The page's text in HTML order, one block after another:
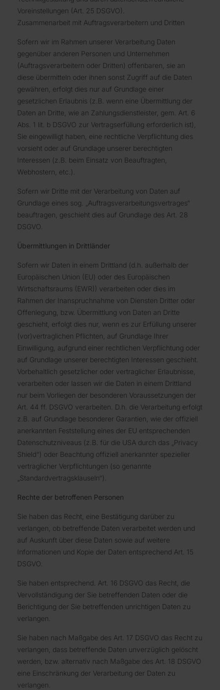
Voreinstellungen (Art. 25 DSGVO).
Zusammenarbeit mit Auftragsverarbeitern und Dritten
Sofern wir im Rahmen unserer Verarbeitung Daten
gegenüber anderen Personen und Unternehmen
(Auftragsverarbeitern oder Dritten) offenbaren, sie an
diese übermitteln oder ihnen sonst Zugriff auf die Daten
gewähren, erfolgt dies nur auf Grundlage einer
gesetzlichen Erlaubnis (z.B. wenn eine Übermittlung der
Daten an Dritte, wie an Zahlungsdienstleister, gem. Art. 6
Abs. 1 lit. b DSGVO zur Vertragserfüllung erforderlich ist),
Sie eingewilligt haben, eine rechtliche Verpflichtung dies
vorsieht oder auf Grundlage unserer berechtigten
Interessen (z.B. beim Einsatz von Beauftragten,
Webhostern, etc.).
Sofern wir Dritte mit der Verarbeitung von Daten auf
Grundlage eines sog. „Auftragsverarbeitungsvertrages“
beauftragen, geschieht dies auf Grundlage des Art. 28
DSGVO.
Übermittlungen in Drittländer
Sofern wir Daten in einem Drittland (d.h. außerhalb der
Europäischen Union (EU) oder des Europäischen
Wirtschaftsraums (EWR)) verarbeiten oder dies im
Rahmen der Inanspruchnahme von Diensten Dritter oder
Offenlegung, bzw. Übermittlung von Daten an Dritte
geschieht, erfolgt dies nur, wenn es zur Erfüllung unserer
(vor)vertraglichen Pflichten, auf Grundlage Ihrer
Einwilligung, aufgrund einer rechtlichen Verpflichtung oder
auf Grundlage unserer berechtigten Interessen geschieht.
Vorbehaltlich gesetzlicher oder vertraglicher Erlaubnisse,
verarbeiten oder lassen wir die Daten in einem Drittland
nur beim Vorliegen der besonderen Voraussetzungen der
Art. 44 ff. DSGVO verarbeiten. D.h. die Verarbeitung erfolgt
z.B. auf Grundlage besonderer Garantien, wie der offiziell
anerkannten Feststellung eines der EU entsprechenden
Datenschutzniveaus (z.B. für die USA durch das „Privacy
Shield“) oder Beachtung offiziell anerkannter spezieller
vertraglicher Verpflichtungen (so genannte
„Standardvertragsklauseln“).
Rechte der betroffenen Personen
Sie haben das Recht, eine Bestätigung darüber zu
verlangen, ob betreffende Daten verarbeitet werden und
auf Auskunft über diese Daten sowie auf weitere
Informationen und Kopie der Daten entsprechend Art. 15
DSGVO.
Sie haben entsprechend. Art. 16 DSGVO das Recht, die
Vervollständigung der Sie betreffenden Daten oder die
Berichtigung der Sie betreffenden unrichtigen Daten zu
verlangen.
Sie haben nach Maßgabe des Art. 17 DSGVO das Recht zu
verlangen, dass betreffende Daten unverzüglich gelöscht
werden, bzw. alternativ nach Maßgabe des Art. 18 DSGVO
eine Einschränkung der Verarbeitung der Daten zu
verlangen.